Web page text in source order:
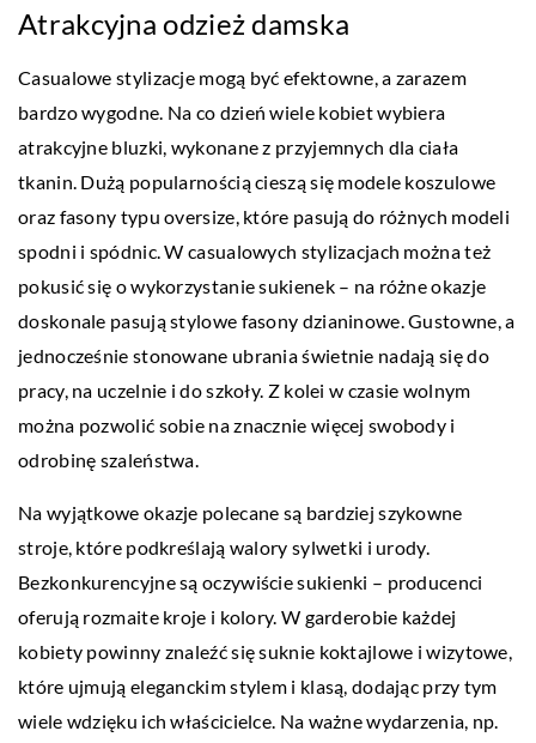
Atrakcyjna odzież damska
Casualowe stylizacje mogą być efektowne, a zarazem
bardzo wygodne. Na co dzień wiele kobiet wybiera
atrakcyjne bluzki, wykonane z przyjemnych dla ciała
tkanin. Dużą popularnością cieszą się modele koszulowe
oraz fasony typu oversize, które pasują do różnych modeli
spodni i spódnic. W casualowych stylizacjach można też
pokusić się o wykorzystanie sukienek – na różne okazje
doskonale pasują stylowe fasony dzianinowe. Gustowne, a
jednocześnie stonowane ubrania świetnie nadają się do
pracy, na uczelnie i do szkoły. Z kolei w czasie wolnym
można pozwolić sobie na znacznie więcej swobody i
odrobinę szaleństwa.
Na wyjątkowe okazje polecane są bardziej szykowne
stroje, które podkreślają walory sylwetki i urody.
Bezkonkurencyjne są oczywiście sukienki – producenci
oferują rozmaite kroje i kolory. W garderobie każdej
kobiety powinny znaleźć się suknie koktajlowe i wizytowe,
które ujmują eleganckim stylem i klasą, dodając przy tym
wiele wdzięku ich właścicielce. Na ważne wydarzenia, np.